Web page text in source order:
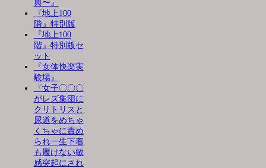
典〜』
『地上100
階』特別版
『地上100
階』特別版セ
ット
『女体快楽実
験場』
『女子〇〇〇
がレズ集団に
クリトリスと
尿道をめちゃ
くちゃに責め
られ一生下着
も履けない敏
感突起にされ